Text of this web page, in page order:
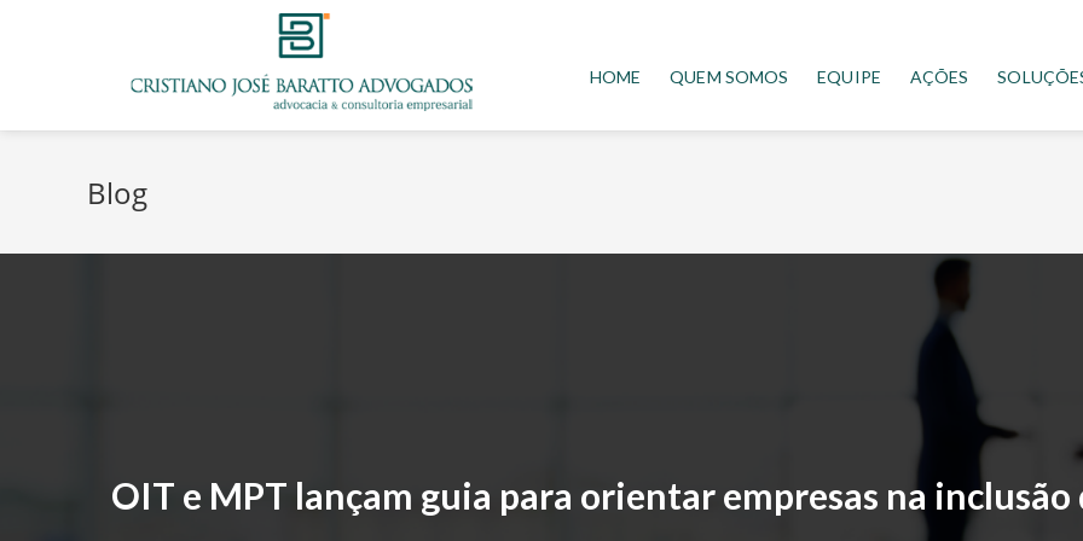
HOME QUEM SOMOS EQUIPE AÇÕES
Blog
OIT e MPT lançam guia para orientar empresas na inclusão